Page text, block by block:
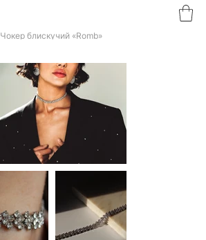
Чокер блискучий «Romb»